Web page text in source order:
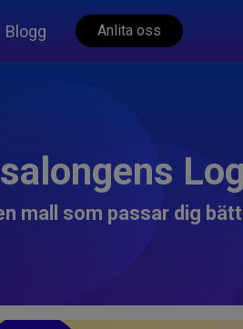
Blogg Anlita oss
mall som passar dig